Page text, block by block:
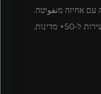
עם אחיזה מتفوיטה.